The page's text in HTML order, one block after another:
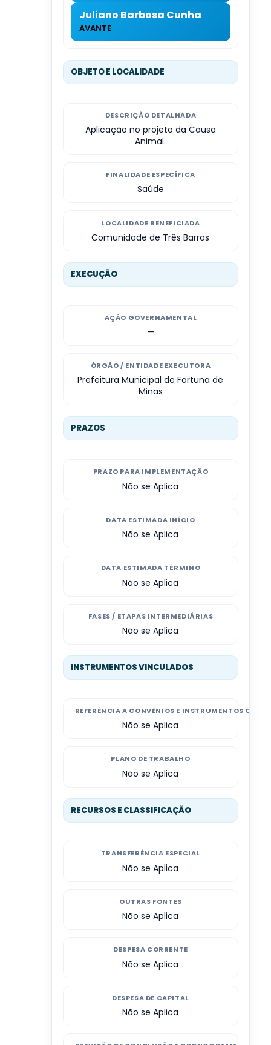
Juliano Barbosa Cunha
AVANTE
OBJETO E LOCALIDADE
DESCRIÇÃO DETALHADA
Aplicação no projeto da Causa
Animal.
FINALIDADE ESPECÍFICA
Saúde
LOCALIDADE BENEFICIADA
Comunidade de Três Barras
EXECUÇÃO
AÇÃO GOVERNAMENTAL
—
ÓRGÃO / ENTIDADE EXECUTORA
Prefeitura Municipal de Fortuna de
Minas
PRAZOS
PRAZO PARA IMPLEMENTAÇÃO
Não se Aplica
DATA ESTIMADA INÍCIO
Não se Aplica
DATA ESTIMADA TÉRMINO
Não se Aplica
FASES / ETAPAS INTERMEDIÁRIAS
Não se Aplica
INSTRUMENTOS VINCULADOS
REFERÊNCIA A CONVÊNIOS E INSTRUMENTOS
Não se Aplica
PLANO DE TRABALHO
Não se Aplica
RECURSOS E CLASSIFICAÇÃO
TRANSFERÊNCIA ESPECIAL
Não se Aplica
OUTRAS FONTES
Não se Aplica
DESPESA CORRENTE
Não se Aplica
DESPESA DE CAPITAL
Não se Aplica